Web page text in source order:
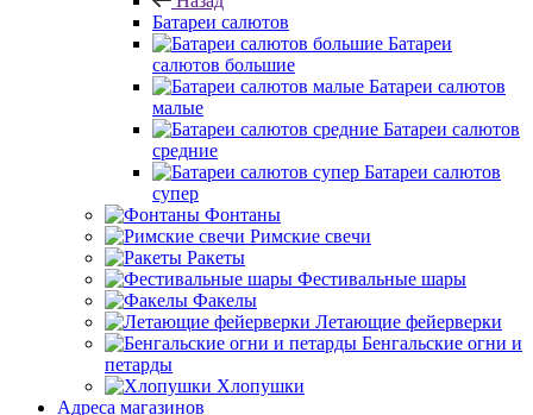
Батареи салютов
Батареи
салютов большие
Батареи салютов
малые
Батареи салютов
средние
Батареи салютов
супер
Фонтаны
Римские свечи
Ракеты
Фестивальные шары
Факелы
Летающие фейерверки
Бенгальские огни и
петарды
Хлопушки
Адреса магазинов